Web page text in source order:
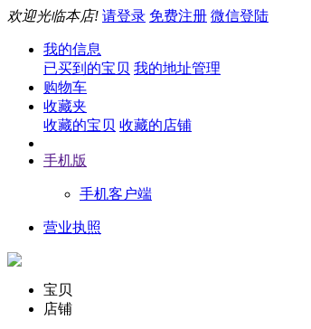
欢迎光临本店! 请登录 免费注册 微信登陆
我的信息
已买到的宝贝 我的地址管理
购物车
收藏夹
收藏的宝贝 收藏的店铺
手机版
手机客户端
营业执照
宝贝
店铺